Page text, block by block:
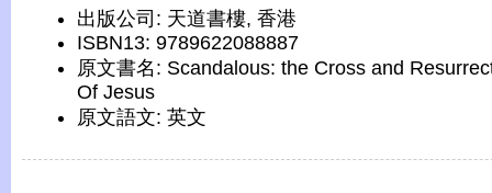
出版公司: 天道書樓, 香港
ISBN13: 9789622088887
原文書名: Scandalous: the Cross and
Of Jesus
原文語文: 英文